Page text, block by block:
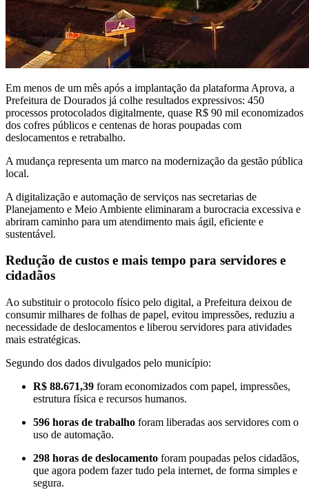
Em menos de um mês após a implantação da plataforma Aprova, a
Prefeitura de Dourados já colhe resultados expressivos: 450
processos protocolados digitalmente, quase R$ 90 mil economizados
dos cofres públicos e centenas de horas poupadas com
deslocamentos e retrabalho.
A mudança representa um marco na modernização da gestão pública
local.
A digitalização e automação de serviços nas secretarias de
Planejamento e Meio Ambiente eliminaram a burocracia excessiva e
abriram caminho para um atendimento mais ágil, eficiente e
sustentável.
Redução de custos e mais tempo para servidores e
cidadãos
Ao substituir o protocolo físico pelo digital, a Prefeitura deixou de
consumir milhares de folhas de papel, evitou impressões, reduziu a
necessidade de deslocamentos e liberou servidores para atividades
mais estratégicas.
Segundo dos dados divulgados pelo município:
R$ 88.671,39 foram economizados com papel, impressões,
estrutura física e recursos humanos.
596 horas de trabalho foram liberadas aos servidores com o
uso de automação.
298 horas de deslocamento foram poupadas pelos cidadãos,
que agora podem fazer tudo pela internet, de forma simples e
segura.